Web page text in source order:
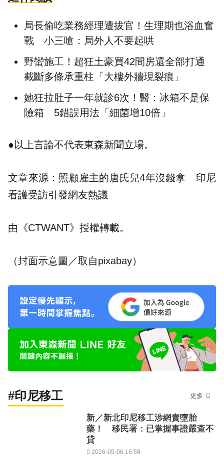
局長偷吃業務經理遭拔官！生理期也浴血奮
戰 小三嗆：局外人不要起哄
野蠻施工！超狂土豪買42間房還全部打通
截斷多條承重柱「大樓外牆現裂痕」
她狂拉肚子一年就診6次！醫：冰箱不是保
險箱 5錯誤用法「細菌增10倍」
●以上言論不代表東森新聞立場。
文章來源： 照顧雇主的唐氏兒4年沒錢拿 印尼
看護受訪引發網友熱議
由《CTWANT》授權轉載。
（封面示意圖／取自pixabay）
#印尼移工 更多
新／新北印尼移工涉網賣墮胎
藥！ 移民署：已掌握事證嚴查不
貸
2026-05-06 16:58